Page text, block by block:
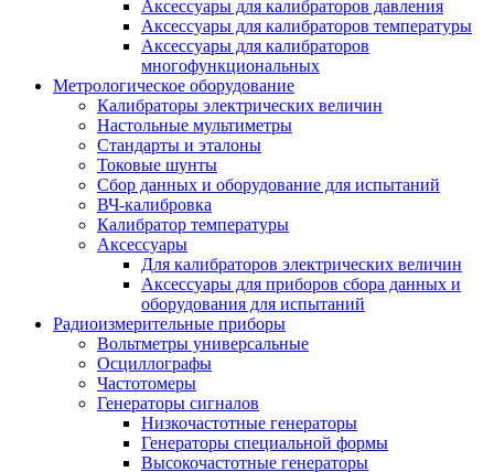
Аксессуары для калибраторов давления
Аксессуары для калибраторов температуры
Аксессуары для калибраторов
многофункциональных
Метрологическое оборудование
Калибраторы электрических величин
Настольные мультиметры
Стандарты и эталоны
Токовые шунты
Сбор данных и оборудование для испытаний
ВЧ-калибровка
Калибратор температуры
Аксессуары
Для калибраторов электрических величин
Аксессуары для приборов сбора данных и
оборудования для испытаний
Радиоизмерительные приборы
Вольтметры универсальные
Осциллографы
Частотомеры
Генераторы сигналов
Низкочастотные генераторы
Генераторы специальной формы
Высокочастотные генераторы